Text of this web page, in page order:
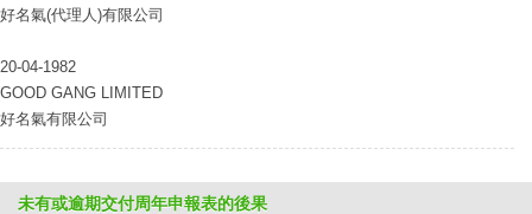
好名氣(代理人)有限公司
20-04-1982
GOOD GANG LIMITED
好名氣有限公司
未有或逾期交付周年申報表的後果